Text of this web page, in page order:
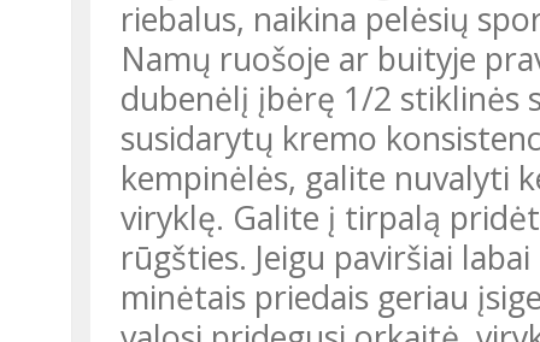
riebalus, naikina pelėsių
Namų ruošoje ar buityje pravers sodos tirpalas. Jį pasigaminsite į
dubenėlį įbėrę 1/2 stiklinės
susidarytų kremo
kempinėlės, galite nuvalyti
viryklę. Galite į tirpalą
rūgšties. Jeigu paviršiai
minėtais priedais geriau